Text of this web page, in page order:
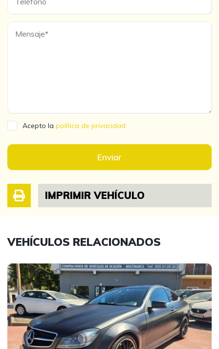
Acepto la política de privacidad
Enviar
IMPRIMIR VEHÍCULO
VEHÍCULOS RELACIONADOS